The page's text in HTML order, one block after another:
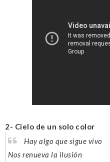
2- Cielo de un solo color
Hay algo que sigue vivo
Nos renueva la ilusión